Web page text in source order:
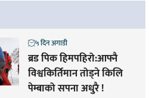
ब्रड पिक हिमपहिरो:आफ्नै
विश्वकिर्तिमान तोड्ने किलि
पेम्बाको सपना अधुरै !
५ दिन अगाडी